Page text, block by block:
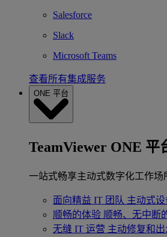
Salesforce
Slack
Microsoft Teams
查看所有集成服务
ONE 平台
TeamViewer ONE 平
一站式畅享主动式数字化工作场
面向精益 IT 团队 主动式
顺畅的体验 顺畅、无中断
无缝 IT 运营 主动修复和